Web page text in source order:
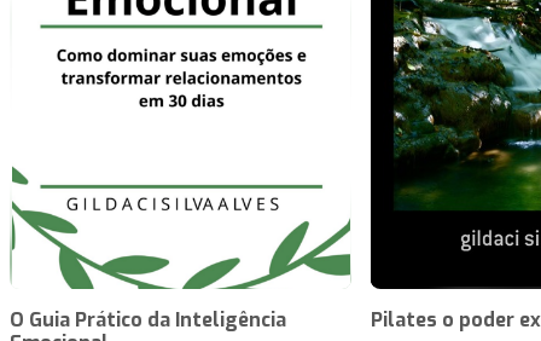
O Guia Prático da Inteligência
Pilates o poder